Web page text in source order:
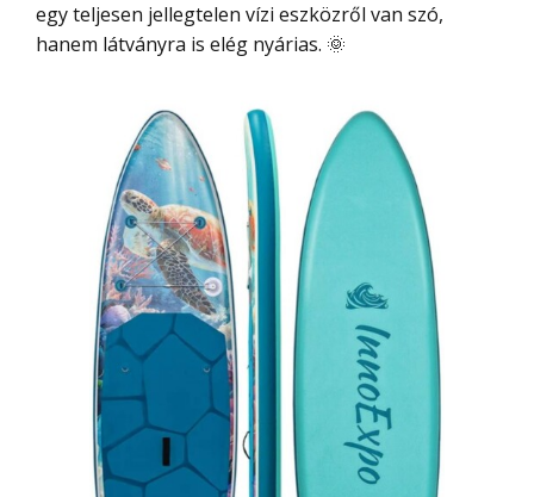
egy teljesen jellegtelen vízi eszközről van szó,
hanem látványra is elég nyárias. 🌞